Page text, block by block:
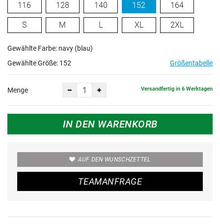
116 128 140 152 164
S M L XL 2XL
Gewählte Farbe: navy (blau)
Gewählte Größe: 152 Größentabelle
Menge Versandfertig in 6 Werktagen
IN DEN WARENKORB
AUF DEN WUNSCHZETTEL
TEAMANFRAGE